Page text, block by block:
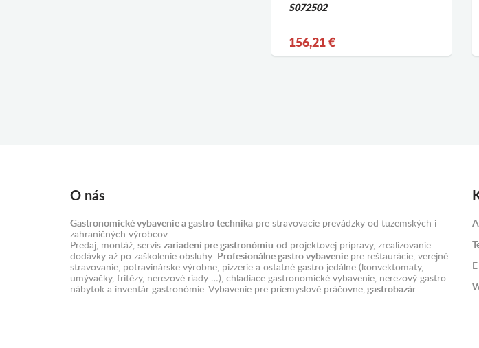
S072502
156,21 €
O nás
Gastronomické vybavenie a gastro technika pre stravovacie prevádzky od tuzemských i
zahraničných výrobcov.
Predaj, montáž, servis zariadení pre gastronómiu od projektovej prípravy, zrealizovanie
dodávky až po zaškolenie obsluhy. Profesionálne gastro vybavenie pre reštaurácie, verejné
stravovanie, potravinárske výrobne, pizzerie a ostatné gastro jedálne (konvektomaty,
umývačky, fritézy, nerezové riady …), chladiace gastronomické vybavenie, nerezový gastro
nábytok a inventár gastronómie. Vybavenie pre priemyslové práčovne, gastrobazár.